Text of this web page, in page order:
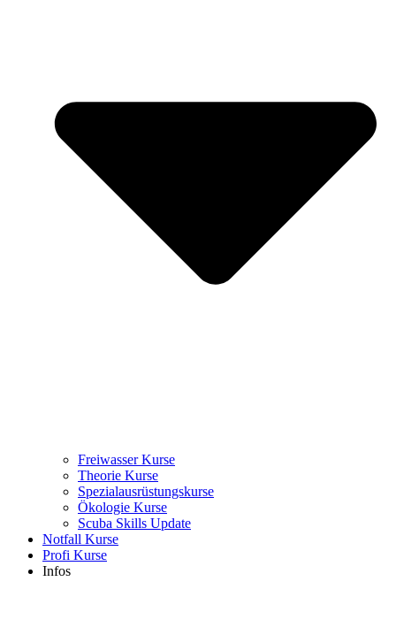
Freiwasser Kurse
Theorie Kurse
Spezialausrüstungskurse
Ökologie Kurse
Scuba Skills Update
Notfall Kurse
Profi Kurse
Infos